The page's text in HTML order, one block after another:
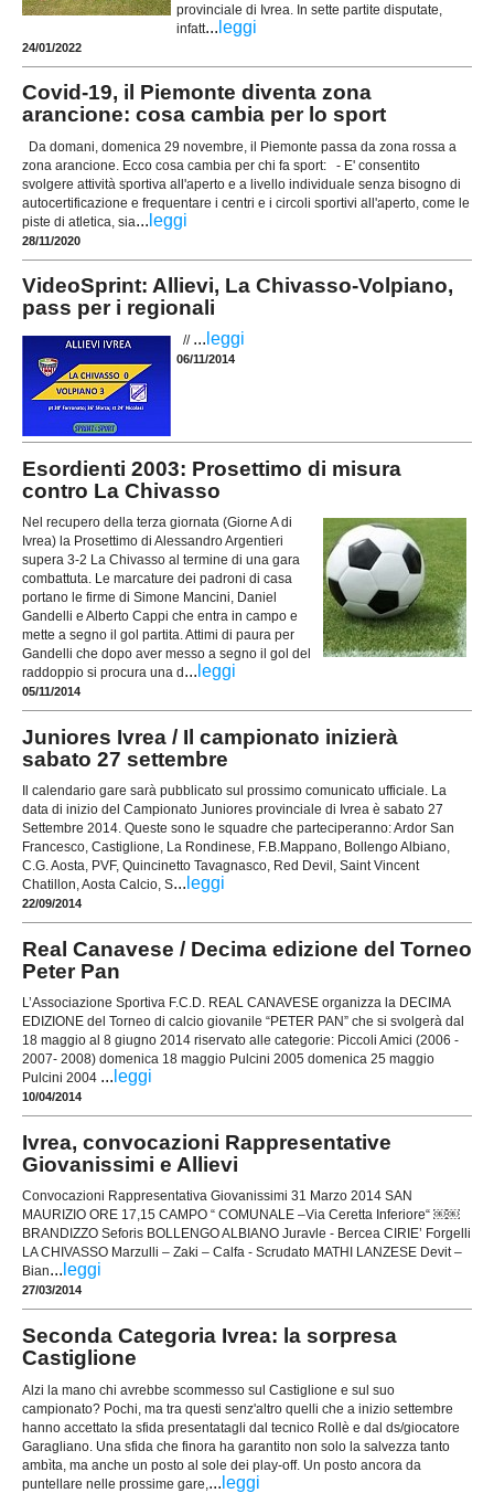
provinciale di Ivrea. In sette partite disputate,
infatt... leggi
24/01/2022
Covid-19, il Piemonte diventa zona
arancione: cosa cambia per lo sport
Da domani, domenica 29 novembre, il Piemonte passa da zona rossa a
zona arancione. Ecco cosa cambia per chi fa sport: - E' consentito
svolgere attività sportiva all'aperto e a livello individuale senza bisogno di
autocertificazione e frequentare i centri e i circoli sportivi all'aperto, come le
piste di atletica, sia... leggi
28/11/2020
VideoSprint: Allievi, La Chivasso-Volpiano,
pass per i regionali
// ... leggi
06/11/2014
Esordienti 2003: Prosettimo di misura
contro La Chivasso
Nel recupero della terza giornata (Giorne A di
Ivrea) la Prosettimo di Alessandro Argentieri
supera 3-2 La Chivasso al termine di una gara
combattuta. Le marcature dei padroni di casa
portano le firme di Simone Mancini, Daniel
Gandelli e Alberto Cappi che entra in campo e
mette a segno il gol partita. Attimi di paura per
Gandelli che dopo aver messo a segno il gol del
raddoppio si procura una d ... leggi
05/11/2014
Juniores Ivrea / Il campionato inizierà
sabato 27 settembre
Il calendario gare sarà pubblicato sul prossimo comunicato ufficiale. La
data di inizio del Campionato Juniores provinciale di Ivrea è sabato 27
Settembre 2014. Queste sono le squadre che parteciperanno: Ardor San
Francesco, Castiglione, La Rondinese, F.B.Mappano, Bollengo Albiano,
C.G. Aosta, PVF, Quincinetto Tavagnasco, Red Devil, Saint Vincent
Chatillon, Aosta Calcio, S... leggi
22/09/2014
Real Canavese / Decima edizione del Torneo
Peter Pan
L’Associazione Sportiva F.C.D. REAL CANAVESE organizza la DECIMA
EDIZIONE del Torneo di calcio giovanile “PETER PAN” che si svolgerà dal
18 maggio al 8 giugno 2014 riservato alle categorie: Piccoli Amici (2006 -
2007- 2008) domenica 18 maggio Pulcini 2005 domenica 25 maggio
Pulcini 2004 ... leggi
10/04/2014
Ivrea, convocazioni Rappresentative
Giovanissimi e Allievi
Convocazioni Rappresentativa Giovanissimi 31 Marzo 2014 SAN
MAURIZIO ORE 17,15 CAMPO “ COMUNALE –Via Ceretta Inferiore“ ￼￼
BRANDIZZO Seforis BOLLENGO ALBIANO Juravle - Bercea CIRIE’ Forgelli
LA CHIVASSO Marzulli – Zaki – Calfa - Scrudato MATHI LANZESE Devit –
Bian... leggi
27/03/2014
Seconda Categoria Ivrea: la sorpresa
Castiglione
Alzi la mano chi avrebbe scommesso sul Castiglione e sul suo
campionato? Pochi, ma tra questi senz'altro quelli che a inizio settembre
hanno accettato la sfida presentatagli dal tecnico Rollè e dal ds/giocatore
Garagliano. Una sfida che finora ha garantito non solo la salvezza tanto
ambìta, ma anche un posto al sole dei play-off. Un posto ancora da
puntellare nelle prossime gare, ... leggi